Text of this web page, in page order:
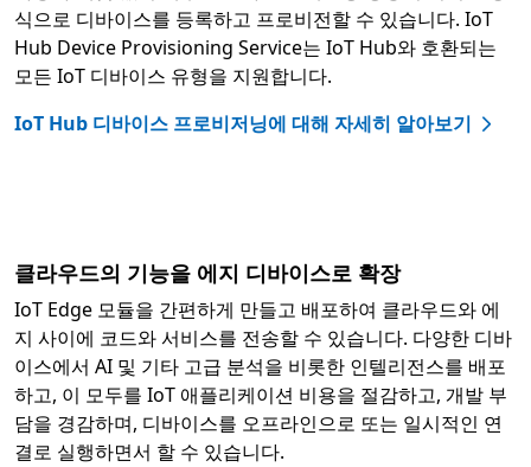
식으로 디바이스를 등록하고 프로비전할 수 있습니다. IoT
Hub Device Provisioning Service는 IoT Hub와 호환되는
모든 IoT 디바이스 유형을 지원합니다.
IoT Hub 디바이스 프로비저닝에 대해 자세히 알아보기
클라우드의 기능을 에지 디바이스로 확장
IoT Edge 모듈을 간편하게 만들고 배포하여 클라우드와 에
지 사이에 코드와 서비스를 전송할 수 있습니다. 다양한 디바
이스에서 AI 및 기타 고급 분석을 비롯한 인텔리전스를 배포
하고, 이 모두를 IoT 애플리케이션 비용을 절감하고, 개발 부
담을 경감하며, 디바이스를 오프라인으로 또는 일시적인 연
결로 실행하면서 할 수 있습니다.